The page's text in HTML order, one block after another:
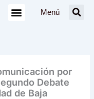
Menú
por
Debate
de Baja